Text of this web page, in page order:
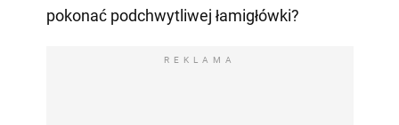
pokonać podchwytliwej łamigłówki?
REKLAMA